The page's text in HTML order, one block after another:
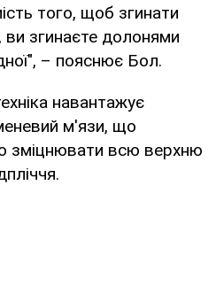
того, щоб згинати
згинаєте долонями
– пояснює Бол.
навантажує
м'язи, що
зміцнювати всю верхню